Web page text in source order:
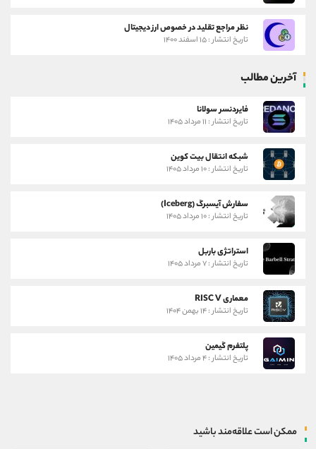
نظر مراجع تقلید در خصوص ارز دیجیتال
تاریخ انتشار : ۱۵ اسفند ۱۴۰۰
آخرین مطالب
فایردنسر سولانا
تاریخ انتشار : ۱۱ مرداد ۱۴۰۵
شبکه انتقال بیت کوین
تاریخ انتشار : ۱۰ مرداد ۱۴۰۵
سفارش آیسبرگ (Iceberg)
تاریخ انتشار : ۱۰ مرداد ۱۴۰۵
استراتژی باربل
تاریخ انتشار : ۷ مرداد ۱۴۰۵
معماری RISC V
تاریخ انتشار : ۱۴ بهمن ۱۴۰۴
پلتفرم گیمین
تاریخ انتشار : ۴ مرداد ۱۴۰۵
ممکن است علاقه‌مند باشید